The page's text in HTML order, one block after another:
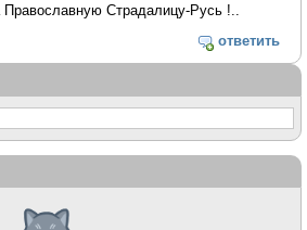
Страдалицу-Русь !..
ответить